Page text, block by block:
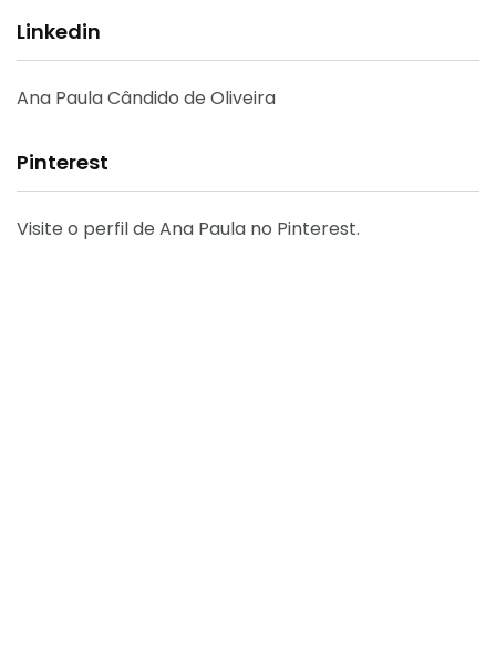
Linkedin
Ana Paula Cândido de Oliveira
Pinterest
Visite o perfil de Ana Paula no Pinterest.